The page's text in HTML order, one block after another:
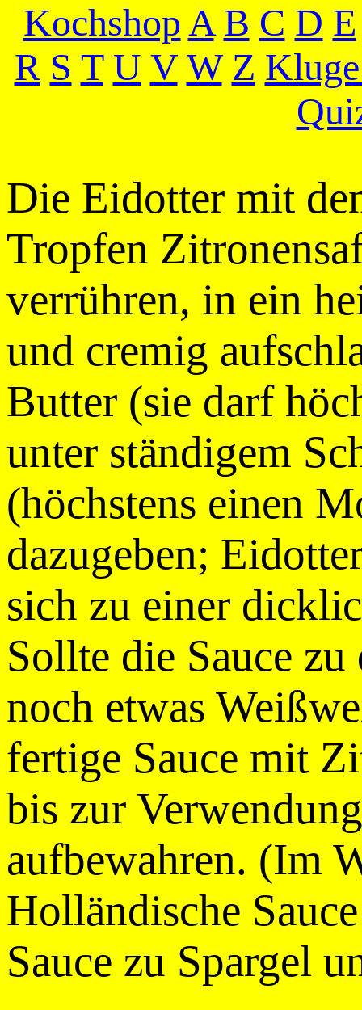
KochshopA B C D E
R S T U V W Z
Die Eidotter mit
Tropfen
verrühren, in ein
und cremig
Butter (sie darf
unter ständigem
(höchstens einen
dazugeben;
sich zu einer
Sollte die Sauce
noch etwas
fertige Sauce mit
bis zur
aufbewahren. (Im
Holländische
Sauce zu Spargel